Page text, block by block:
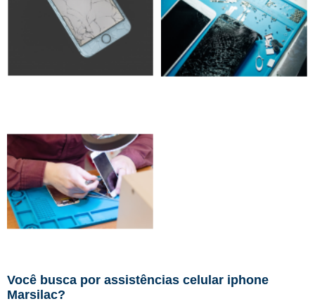
Você busca por assistências celular iphone
Marsilac?